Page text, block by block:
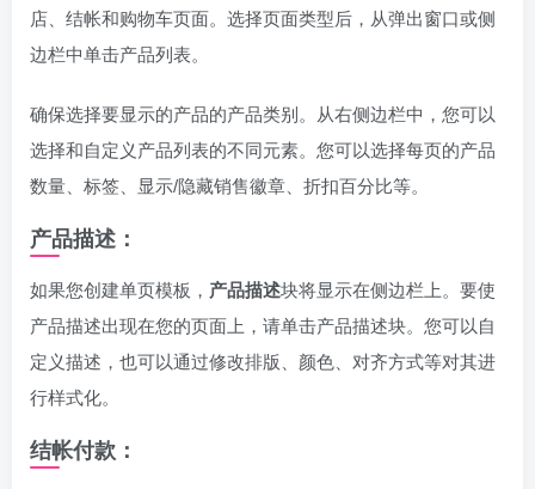
店、结帐和购物车页面。选择页面类型后，从弹出窗口或侧
边栏中单击产品列表。
确保选择要显示的产品的产品类别。从右侧边栏中，您可以
选择和自定义产品列表的不同元素。您可以选择每页的产品
数量、标签、显示/隐藏销售徽章、折扣百分比等。
产品描述：
如果您创建单页模板， 产品描述块将显示在侧边栏上。要使
产品描述出现在您的页面上，请单击产品描述块。您可以自
定义描述，也可以通过修改排版、颜色、对齐方式等对其进
行样式化。
结帐付款：